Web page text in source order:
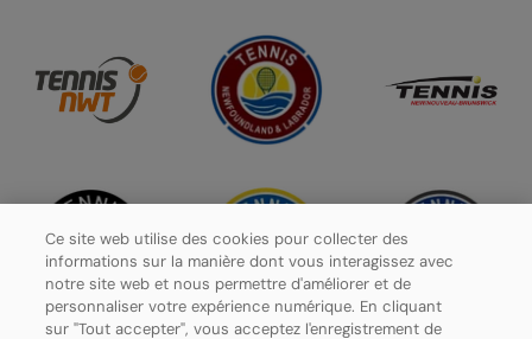
Ce site web utilise des cookies pour collecter des
informations sur la manière dont vous interagissez avec
notre site web et nous permettre d'améliorer et de
personnaliser votre expérience numérique. En cliquant
sur "Tout accepter", vous acceptez l'enregistrement de